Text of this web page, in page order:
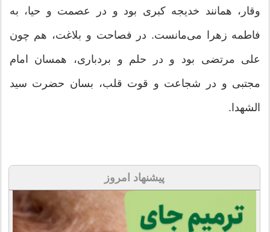
وقار، همانند خدیجه کبری بود و در عصمت و حیا، به
فاطمه زهرا می‌مانست. در فصاحت و بلاغت، هم چون
علی مرتضی بود و در حلم و بردباری، همسان امام
مجتبی و در شجاعت و قوت قلب، بسان حضرت سید
الشهدا.
پیشنهاد امروز